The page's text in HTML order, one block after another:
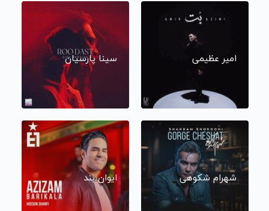
امیر عظیمی سینا پارسیان
شهرام شکوهی ایوان بند